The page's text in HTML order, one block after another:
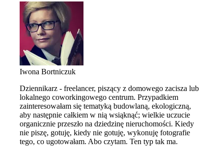
Iwona Bortniczuk
Dziennikarz - freelancer, piszący z domowego zacisza lub
lokalnego coworkingowego centrum. Przypadkiem
zainteresowałam się tematyką budowlaną, ekologiczną,
aby następnie całkiem w nią wsiąknąć; wielkie uczucie
organicznie przeszło na dziedzinę nieruchomości. Kiedy
nie piszę, gotuję, kiedy nie gotuję, wykonuję fotografie
tego, co ugotowałam. Abo czytam. Ten typ tak ma.